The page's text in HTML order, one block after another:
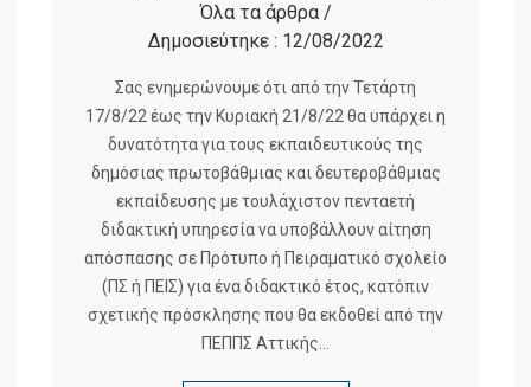
Όλα τα άρθρα/
Δημοσιεύτηκε : 12/08/2022
Σας ενημερώνουμε ότι από την Τετάρτη
17/8/22 έως την Κυριακή 21/8/22 θα υπάρχει η
δυνατότητα για τους εκπαιδευτικούς της
δημόσιας πρωτοβάθμιας και δευτεροβάθμιας
εκπαίδευσης με τουλάχιστον πενταετή
διδακτική υπηρεσία να υποβάλλουν αίτηση
απόσπασης σε Πρότυπο ή Πειραματικό σχολείο
(ΠΣ ή ΠΕΙΣ) για ένα διδακτικό έτος, κατόπιν
σχετικής πρόσκλησης που θα εκδοθεί από την
ΠΕΠΠΣ Αττικής…